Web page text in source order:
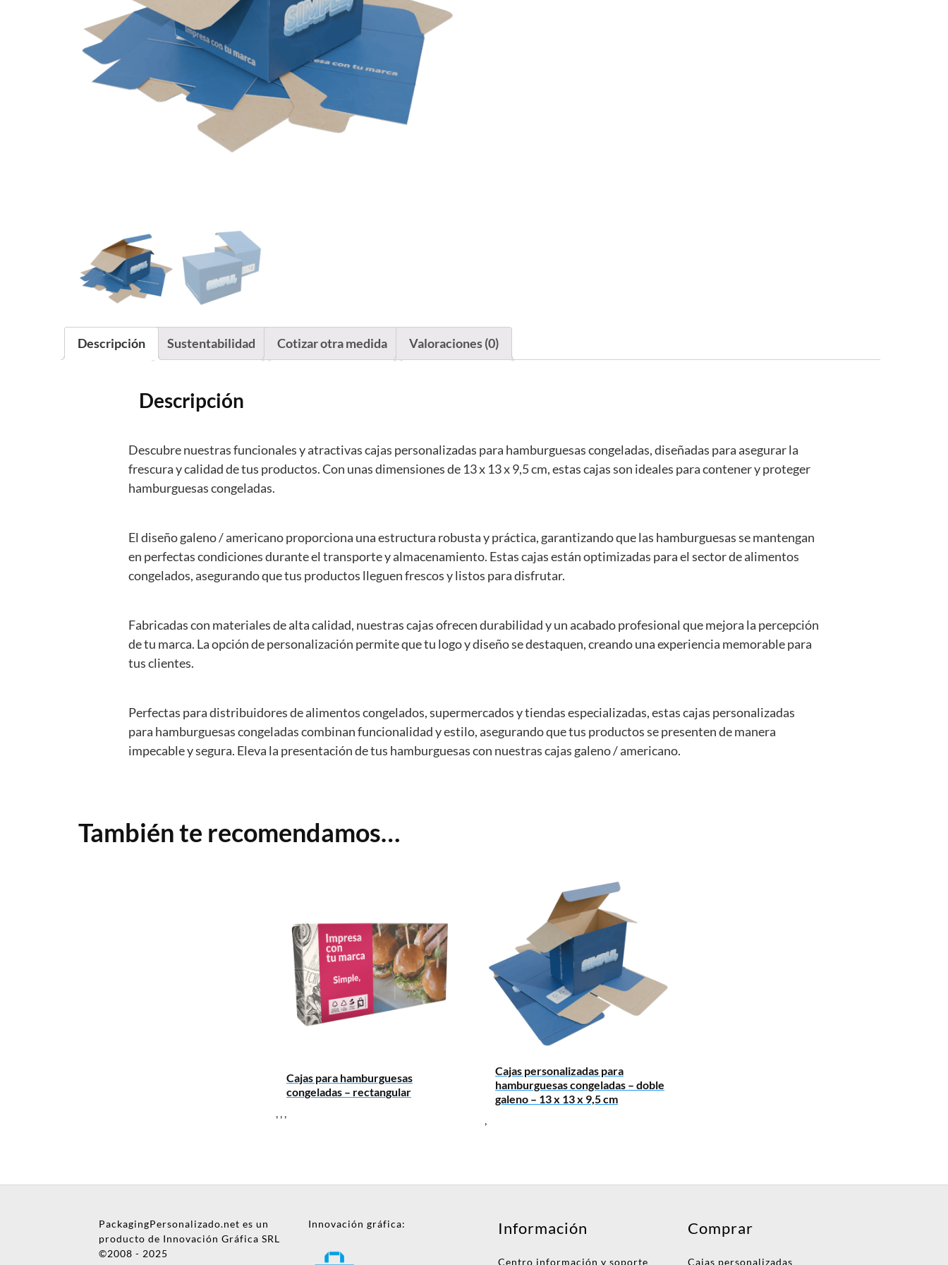
Descripción Sustentabilidad Cotizar otra medida Valoraciones (0)
Descripción
Descubre nuestras funcionales y atractivas cajas personalizadas para hamburguesas congeladas, diseñadas para asegurar la
frescura y calidad de tus productos. Con unas dimensiones de 13 x 13 x 9,5 cm, estas cajas son ideales para contener y proteger
hamburguesas congeladas.
El diseño galeno / americano proporciona una estructura robusta y práctica, garantizando que las hamburguesas se mantengan
en perfectas condiciones durante el transporte y almacenamiento. Estas cajas están optimizadas para el sector de alimentos
congelados, asegurando que tus productos lleguen frescos y listos para disfrutar.
Fabricadas con materiales de alta calidad, nuestras cajas ofrecen durabilidad y un acabado profesional que mejora la percepción
de tu marca. La opción de personalización permite que tu logo y diseño se destaquen, creando una experiencia memorable para
tus clientes.
Perfectas para distribuidores de alimentos congelados, supermercados y tiendas especializadas, estas cajas personalizadas
para hamburguesas congeladas combinan funcionalidad y estilo, asegurando que tus productos se presenten de manera
impecable y segura. Eleva la presentación de tus hamburguesas con nuestras cajas galeno / americano.
También te recomendamos…
Cajas para hamburguesas
congeladas – rectangular
, , ,
Cajas personalizadas para
hamburguesas congeladas – doble
galeno – 13 x 13 x 9,5 cm
,
PackagingPersonalizado.net es un
producto de Innovación Gráfica SRL
©2008 - 2025
Innovación gráfica: Información
Centro información y soporte
Comprar
Cajas personalizadas